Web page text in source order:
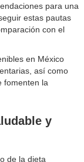
para una
estas pautas
con el
en México
así como
fomenten la
y
de la dieta